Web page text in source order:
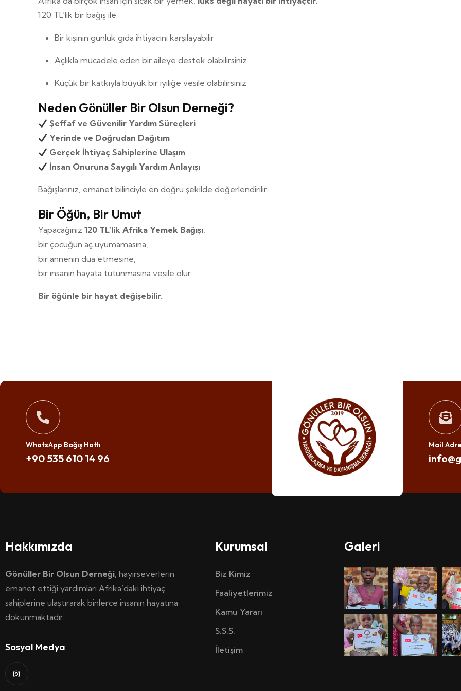
120 TL’lik bir bağış ile:
Bir kişinin günlük gıda ihtiyacını karşılayabilir
Açlıkla mücadele eden bir aileye destek olabilirsiniz
Küçük bir katkıyla büyük bir iyiliğe vesile olabilirsiniz
Neden Gönüller Bir Olsun Derneği?
Şeffaf ve Güvenilir Yardım Süreçleri
Yerinde ve Doğrudan Dağıtım
Gerçek İhtiyaç Sahiplerine Ulaşım
İnsan Onuruna Saygılı Yardım Anlayışı
Bağışlarınız, emanet bilinciyle en doğru şekilde değerlendirilir.
Bir Öğün, Bir Umut
Yapacağınız 120 TL’lik Afrika Yemek Bağışı;
bir çocuğun aç uyumamasına,
bir annenin dua etmesine,
bir insanın hayata tutunmasına vesile olur.
Bir öğünle bir hayat değişebilir.
WhatsApp Bağış Hattı
+90 535 610 14 96
Mail
Hakkımızda
Gönüller Bir Olsun Derneği, hayırseverlerin
emanet ettiği yardımları Afrika’daki ihtiyaç
sahiplerine ulaştırarak binlerce insanın hayatına
dokunmaktadır.
Sosyal Medya
Kurumsal
Biz Kimiz
Faaliyetlerimiz
Kamu Yararı
S.S.S.
İletişim
Galeri